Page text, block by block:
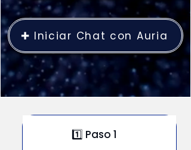
✚ Iniciar Chat con Auria
1️⃣ Paso 1